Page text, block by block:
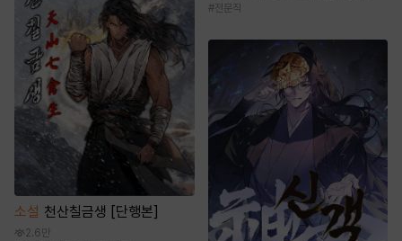
소설 천산칠금생 [단행본]
2.6만
#전문직